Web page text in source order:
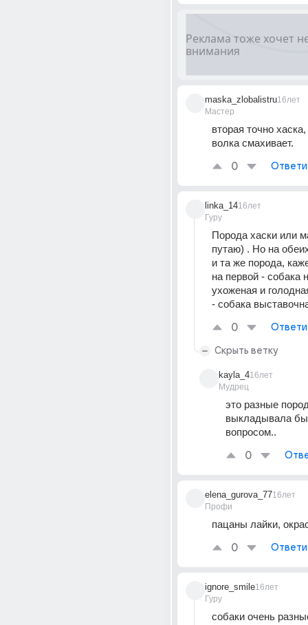
maska_zlobalistru
Мастер
16лет
вторая точно
волка смахивает.
0
linka_14
Гуру
16лет
Порода хаски или
путаю) . Но на
и та же порода,
на первой - собака
ухоженая и
- собака
0
Скрыть ветку
kayla_4
Мудрец
16лет
это разные
выкладывала
вопросом..
0
elena_gurova_77
Профи
16лет
пацаны лайки,
0
ignore_smile
Гуру
16лет
собаки очень